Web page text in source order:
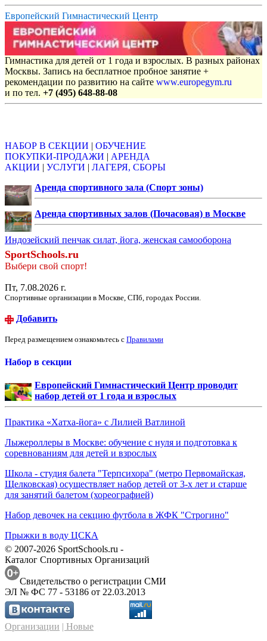
Европейский Гимнастический Центр
Гимнастика для детей от 1 года и взрослых. В разных районах
Москвы. Запись на бесплатное пробное занятие +
рекомендации по развитию на сайте www.europegym.ru
и по тел. +7 (495) 648-88-08
НАБОР В СЕКЦИИ | ОБУЧЕНИЕ
ПОКУПКИ-ПРОДАЖИ | АРЕНДА
АКЦИИ | УСЛУГИ | ЛАГЕРЯ, СБОРЫ
Аренда спортивного зала (Спорт зоны)
Аренда спортивных залов (Почасовая) в Москве
Индозейский пенчак силат, йога, женская самооборона
SportSchools.ru
Выбери свой спорт!
Пт, 7.08.2026 г.
Спортивные организации в Москве, СПб, городах России.
Добавить
Перед размещением ознакомьтесь с Правилами
Набор в секции
Европейский Гимнастический Центр проводит
набор детей от 1 года и взрослых
Практика «Хатха-йога» с Лилией Ватлиной
Лыжероллеры в Москве: обучение с нуля и подготовка к
соревнованиям для детей и взрослых
Школа - студия балета "Терпсихора" (метро Первомайская,
Щелковская) осуществляет набор детей от 3-х лет и старше
для занятий балетом (хореографией)
Набор девочек на секцию футбола в ЖФК "Строгино"
Прыжки в воду ЦСКА
© 2007-2026 SportSchools.ru -
Каталог Спортивных Организаций
Свидетельство о регистрации СМИ
ЭЛ № ФС 77 - 53186 от 22.03.2013
Организации | Новые